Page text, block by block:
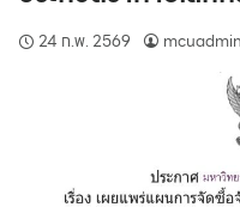
24 ก.พ. 2569 mcuadmin